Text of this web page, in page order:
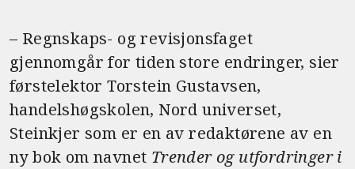
b
o
o
k
r
– Regnskaps- og revisjonsfaget
gjennomgår for tiden store endringer, sier
førstelektor Torstein Gustavsen,
handelshøgskolen, Nord universet,
Steinkjer som er en av redaktørene av en
ny bok om navnet Trender og utfordringer i